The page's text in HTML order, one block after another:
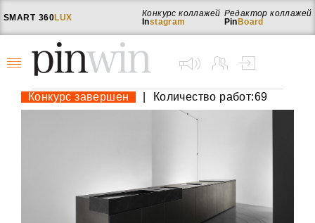
SMART 360LUX
Редактор коллажей
Pin Board
Конкурс коллажей
Instagram
Конкурс завершен Количество работ:69